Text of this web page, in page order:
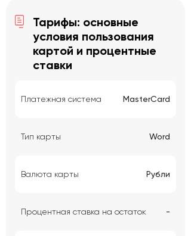
Тарифы: основные
условия пользования
картой и процентные
ставки
Платежная система MasterCard
Тип карты Word
Валюта карты Рубли
Процентная ставка на остаток -